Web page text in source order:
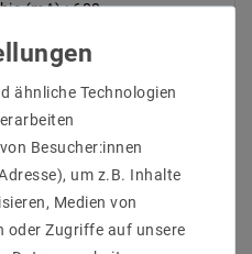
(mA) : 600
: 14,4
W
: E
: 50000
ähnliche Technologien
Besucher:innen
um z.B. Inhalte
Medien von
oder Zugriffe auf unsere